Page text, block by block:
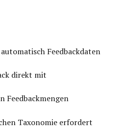
Feedbackdaten
direkt mit
Feedbackmengen
Taxonomie erfordert